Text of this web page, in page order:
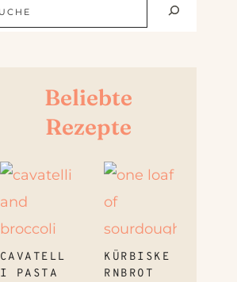
Beliebte
Rezepte
CAVATELL
I PASTA
KÜRBISKE
RNBROT